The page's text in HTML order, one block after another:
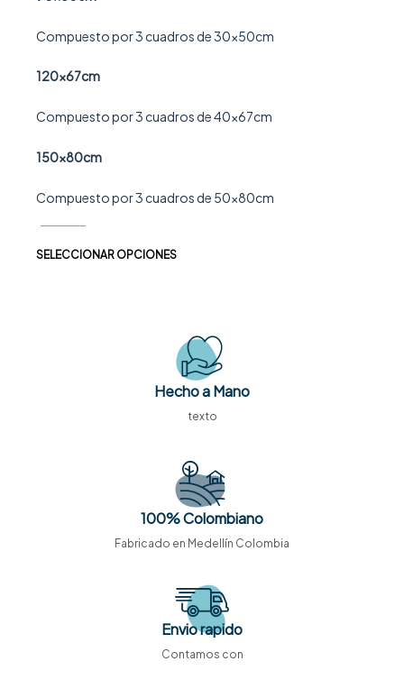
Compuesto por 3 cuadros de 30x50cm
120x67cm
Compuesto por 3 cuadros de 40x67cm
150x80cm
Compuesto por 3 cuadros de 50x80cm
SELECCIONAR OPCIONES
Hecho a Mano
texto
100% Colombiano
Fabricado en Medellín Colombia
Envio rapido
Contamos con